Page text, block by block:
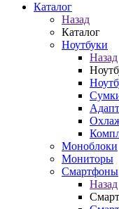
Каталог
Назад
Каталог
Ноутбуки
Назад
Моноблоки
Мониторы
Смартфоны
Назад